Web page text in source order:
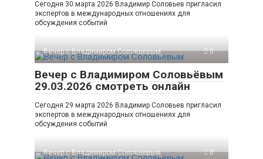
Сегодня 30 марта 2026 Владимир Соловьев пригласил
экспертов в международных отношениях для
обсуждения событий
Вечер с Владимиром Соловьевым 0
Вечер с Владимиром Соловьёвым
29.03.2026 смотреть онлайн
Сегодня 29 марта 2026 Владимир Соловьев пригласил
экспертов в международных отношениях для
обсуждения событий
Вечер с Владимиром Соловьевым 0